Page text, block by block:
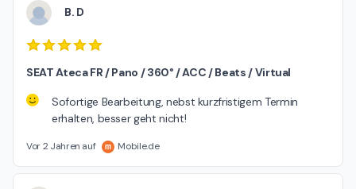
B. D
SEAT Ateca FR / Pano / 360° / ACC / Beats / Virtual
Sofortige Bearbeitung, nebst kurzfristigem Termin
erhalten, besser geht nicht!
Vor 2 Jahren auf Mobile.de